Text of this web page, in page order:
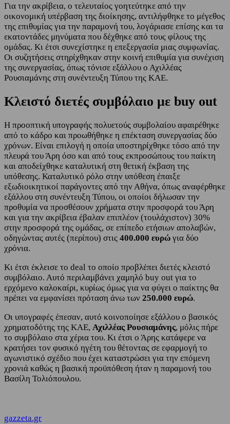
Για την ακρίβεια, ο τελευταίος γοητεύτηκε από την
οικονομική υπέρβαση της διοίκησης, αντιλήφθηκε το μέγεθος
της επιθυμίας για την παραμονή του, λογάριασε επίσης και τα
εκατοντάδες μηνύματα που δέχθηκε από τους φίλους της
ομάδας. Κι έτσι συνεχίστηκε η επεξεργασία μιας συμφωνίας.
Οι συζητήσεις στηρίχθηκαν στην κοινή επιθυμία για συνέχιση
της συνεργασίας, όπως τόνισε εξάλλου ο Αχιλλέας
Ρουσιαμάνης στη συνέντευξη Τύπου της ΚΑΕ.
Κλειστό διετές συμβόλαιο με buy out
Η προοπτική υπογραφής πολυετούς συμβολαίου αφαιρέθηκε
από το κάδρο και προωθήθηκε η επέκταση συνεργασίας δύο
χρόνων. Είναι επιλογή η οποία υποστηρίχθηκε τόσο από την
πλευρά του Άρη όσο και από τους εκπροσώπους του παίκτη
και αποδείχθηκε καταλυτική στη θετική έκβαση της
υπόθεσης. Καταλυτικό ρόλο στην υπόθεση έπαιξε
εξωδιοικητικοί παράγοντες από την Αθήνα, όπως αναφέρθηκε
εξάλλου στη συνέντευξη Τύπου, οι οποίοι δήλωσαν την
προθυμία να προσθέσουν χρήματα στην προσφορά του Άρη
και για την ακρίβεια έβαλαν επιπλέον (τουλάχιστον) 30%
στην προσφορά της ομάδας, σε επίπεδο ετήσιων απολαβών,
οδηγώντας αυτές (περίπου) στις 400.000 ευρώ για δύο
χρόνια.
Κι έτσι έκλεισε το deal το οποίο προβλέπει διετές κλειστό
συμβόλαιο. Αυτό περιλαμβάνει χαμηλό buy out για το
ερχόμενο καλοκαίρι, κυρίως όμως για να φύγει ο παίκτης θα
πρέπει να εμφανίσει πρόταση άνω των 250.000 ευρώ.
Οι υπογραφές έπεσαν, αυτό κοινοποίησε εξάλλου ο βασικός
χρηματοδότης της ΚΑΕ, Αχιλλέας Ρουσιαμάνης, μόλις πήρε
το συμβόλαιο στα χέρια του. Κι έτσι ο Άρης κατάφερε να
κρατήσει τον φυσικό ηγέτη του θέτοντας σε εφαρμογή το
αγωνιστικό σχέδιο που έχει καταστρώσει για την επόμενη
χρονιά καθώς η βασική προϋπόθεση ήταν η παραμονή του
Βασίλη Τολιόπουλου.
gazzeta.gr